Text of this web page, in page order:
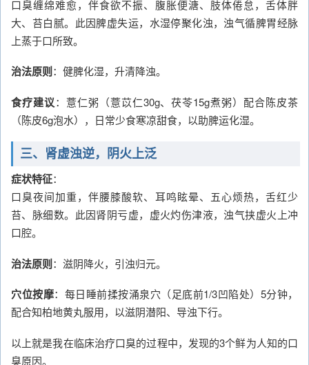
口臭缠绵难愈，伴食欲不振、腹胀便溏、肢体倦怠，舌体胖
大、苔白腻。此因脾虚失运，水湿停聚化浊，浊气循脾胃经脉
上蒸于口所致。
治法原则：健脾化湿，升清降浊。
食疗建议：薏仁粥（薏苡仁30g、茯苓15g煮粥）配合陈皮茶
（陈皮6g泡水），日常少食寒凉甜食，以助脾运化湿。
三、肾虚浊逆，阴火上泛
症状特征：
口臭夜间加重，伴腰膝酸软、耳鸣眩晕、五心烦热，舌红少
苔、脉细数。此因肾阴亏虚，虚火灼伤津液，浊气挟虚火上冲
口腔。
治法原则：滋阴降火，引浊归元。
穴位按摩：每日睡前揉按涌泉穴（足底前1/3凹陷处）5分钟，
配合知柏地黄丸服用，以滋阴潜阳、导浊下行。
以上就是我在临床治疗口臭的过程中，发现的3个鲜为人知的口
臭原因。